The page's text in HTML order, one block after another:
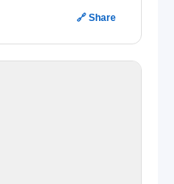
🔗 Share